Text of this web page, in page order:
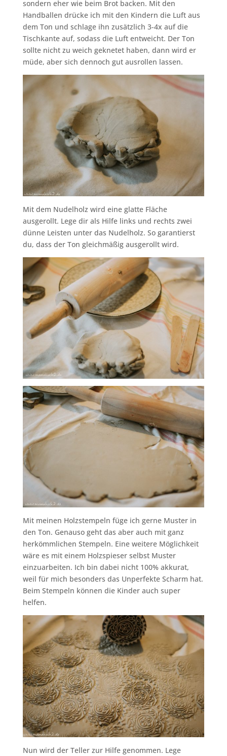
sondern eher wie beim Brot backen. Mit den
Handballen drücke ich mit den Kindern die Luft aus
dem Ton und schlage ihn zusätzlich 3-4x auf die
Tischkante auf, sodass die Luft entweicht. Der Ton
sollte nicht zu weich geknetet haben, dann wird er
müde, aber sich dennoch gut ausrollen lassen.
Mit dem Nudelholz wird eine glatte Fläche
ausgerollt. Lege dir als Hilfe links und rechts zwei
dünne Leisten unter das Nudelholz. So garantierst
du, dass der Ton gleichmäßig ausgerollt wird.
Mit meinen Holzstempeln füge ich gerne Muster in
den Ton. Genauso geht das aber auch mit ganz
herkömmlichen Stempeln. Eine weitere Möglichkeit
wäre es mit einem Holzspieser selbst Muster
einzuarbeiten. Ich bin dabei nicht 100% akkurat,
weil für mich besonders das Unperfekte Scharm hat.
Beim Stempeln können die Kinder auch super
helfen.
Nun wird der Teller zur Hilfe genommen. Lege